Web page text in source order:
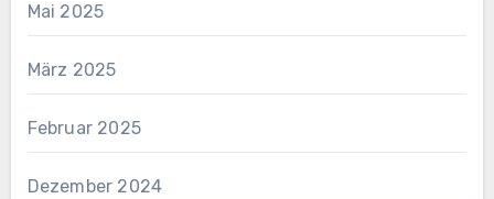
Mai 2025
März 2025
Februar 2025
Dezember 2024